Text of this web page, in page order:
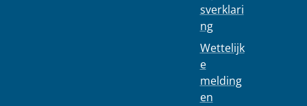
sverklari
ng
Wettelijk
e
melding
en